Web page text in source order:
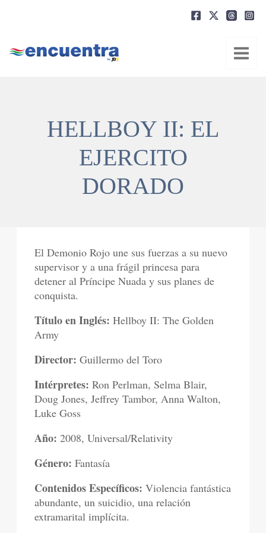
HELLBOY II: EL
EJERCITO
DORADO
El Demonio Rojo une sus fuerzas a su nuevo
supervisor y a una frágil princesa para
detener al Príncipe Nuada y sus planes de
conquista.
Título en Inglés:Hellboy II: The Golden
Army
Director:Guillermo del Toro
Intérpretes:Ron Perlman, Selma Blair,
Doug Jones, Jeffrey Tambor, Anna Walton,
Luke Goss
Año: 2008, Universal/Relativity
Género: Fantasía
Contenidos Específicos: Violencia fantástica
abundante, un suicidio, una relación
extramarital implícita.